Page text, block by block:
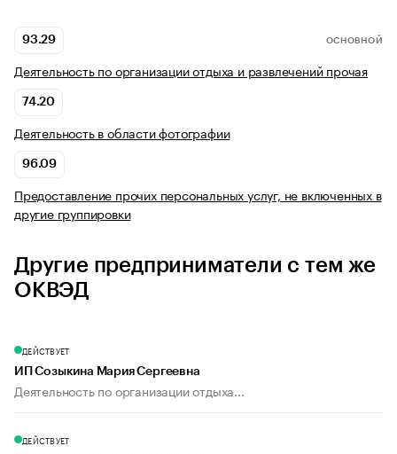
93.29 ОСНОВНОЙ
Деятельность по организации отдыха и развлечений прочая
74.20
Деятельность в области фотографии
96.09
Предоставление прочих персональных услуг, не включенных в
другие группировки
Другие предприниматели с тем же
ОКВЭД
ДЕЙСТВУЕТ
ИП Созыкина Мария Сергеевна
Деятельность по организации отдыха...
ДЕЙСТВУЕТ